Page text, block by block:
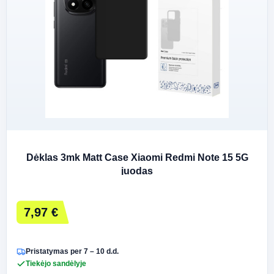
Dėklas 3mk Matt Case Xiaomi Redmi Note 15 5G
juodas
7,97 €
Pristatymas per 7 – 10 d.d.
Tiekėjo sandėlyje